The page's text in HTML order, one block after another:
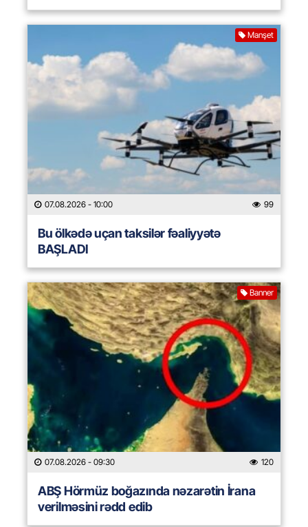
Manşet
07.08.2026 - 10:00 99
Bu ölkədə uçan taksilər fəaliyyətə
BAŞLADI
Banner
07.08.2026 - 09:30 120
ABŞ Hörmüz boğazında nəzarətin İrana
verilməsini rədd edib